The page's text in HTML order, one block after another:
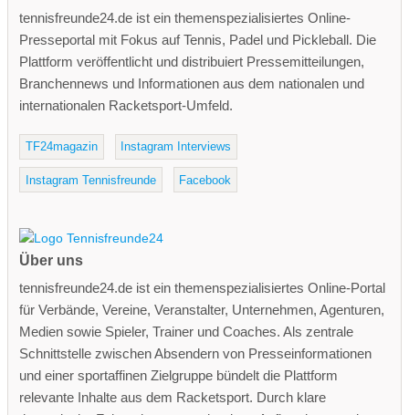
tennisfreunde24.de ist ein themenspezialisiertes Online-
Presseportal mit Fokus auf Tennis, Padel und Pickleball. Die
Plattform veröffentlicht und distribuiert Pressemitteilungen,
Branchennews und Informationen aus dem nationalen und
internationalen Racketsport-Umfeld.
TF24magazin Instagram Interviews
Instagram Tennisfreunde Facebook
Über uns
tennisfreunde24.de ist ein themenspezialisiertes Online-Portal
für Verbände, Vereine, Veranstalter, Unternehmen, Agenturen,
Medien sowie Spieler, Trainer und Coaches. Als zentrale
Schnittstelle zwischen Absendern von Presseinformationen
und einer sportaffinen Zielgruppe bündelt die Plattform
relevante Inhalte aus dem Racketsport. Durch klare